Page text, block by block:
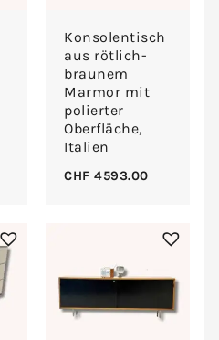
Konsolentisch
aus rötlich-
braunem
Marmor mit
polierter
Oberfläche,
Italien
CHF 4593.00